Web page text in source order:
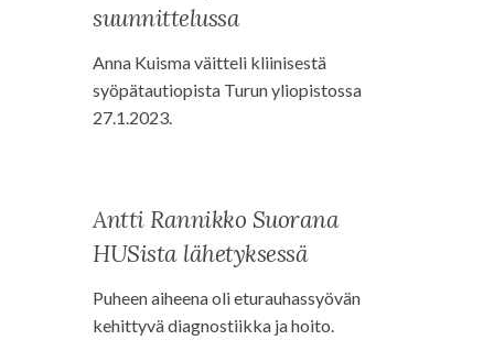
suunnittelussa
Anna Kuisma väitteli kliinisestä
syöpätautiopista Turun yliopistossa
27.1.2023.
Antti Rannikko Suorana
HUSista lähetyksessä
Puheen aiheena oli eturauhassyövän
kehittyvä diagnostiikka ja hoito.